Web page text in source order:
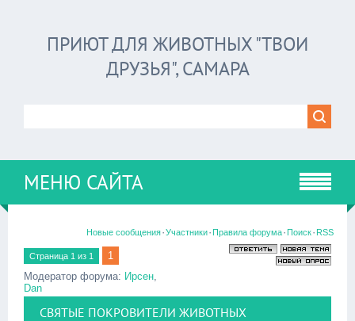
ПРИЮТ ДЛЯ ЖИВОТНЫХ "ТВОИ
ДРУЗЬЯ", САМАРА
МЕНЮ САЙТА
Новые сообщения·Участники·Правила форума·Поиск·RSS
Страница 1 из 1
1
Модератор форума: Ирсен,
Dan
СВЯТЫЕ ПОКРОВИТЕЛИ ЖИВОТНЫХ